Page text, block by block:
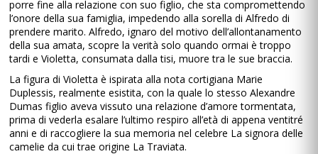
porre fine alla relazione con suo figlio, che sta compromettendo
l’onore della sua famiglia, impedendo alla sorella di Alfredo di
prendere marito. Alfredo, ignaro del motivo dell’allontanamento
della sua amata, scopre la verità solo quando ormai è troppo
tardi e Violetta, consumata dalla tisi, muore tra le sue braccia.
La figura di Violetta è ispirata alla nota cortigiana Marie
Duplessis, realmente esistita, con la quale lo stesso Alexandre
Dumas figlio aveva vissuto una relazione d’amore tormentata,
prima di vederla esalare l’ultimo respiro all’età di appena ventitré
anni e di raccogliere la sua memoria nel celebre La signora delle
camelie da cui trae origine La Traviata.